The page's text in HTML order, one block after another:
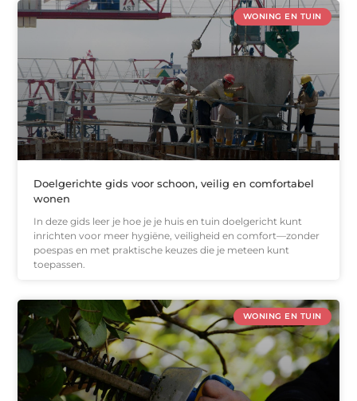
WONING EN TUIN
Doelgerichte gids voor schoon, veilig en comfortabel
wonen
In deze gids leer je hoe je je huis en tuin doelgericht kunt
inrichten voor meer hygiëne, veiligheid en comfort—zonder
poespas en met praktische keuzes die je meteen kunt
toepassen.
WONING EN TUIN